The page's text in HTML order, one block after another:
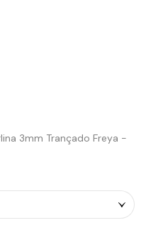
3mm Trançado Freya -